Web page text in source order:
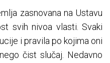
zasnovana na Ustavu
svih nivoa vlasti. Svaki
i pravila po kojima oni
čist slučaj. Nedavno